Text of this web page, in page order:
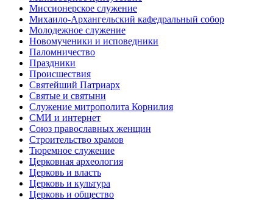
Миссионерское служение
Михаило-Архангельский кафедральный собор
Молодежное служение
Новомученики и исповедники
Паломничество
Праздники
Происшествия
Святейший Патриарх
Святые и святыни
Служение митрополита Корнилия
СМИ и интернет
Союз православных женщин
Строительство храмов
Тюремное служение
Церковная археология
Церковь и власть
Церковь и культура
Церковь и общество